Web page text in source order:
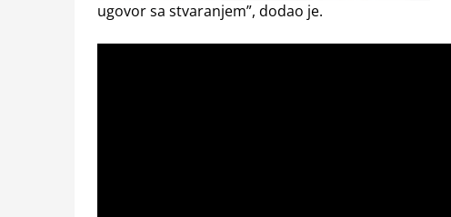
ugovor sa stvaranjem”, dodao je.